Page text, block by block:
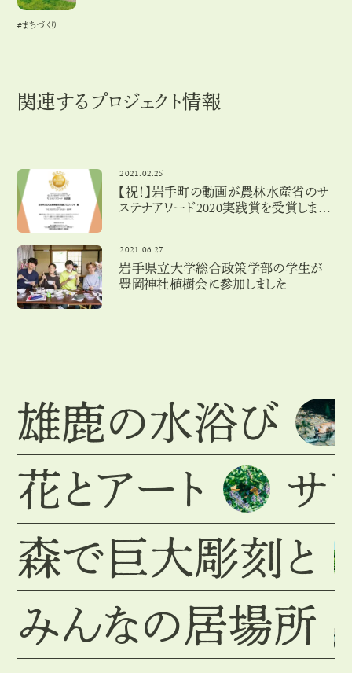
#まちづくり
#まちづ くり
関連するプロジェクト情報
2021.02.25
【祝！】岩手町の動画が農林水産省のサ
ステナアワード2020実践賞を受賞しまし
2021.06.27
岩手県立大学総合政策学部の学生が
豊岡神社植樹会に参加しました
雄鹿の水浴び
花とアート
サ
森で巨大彫刻と
みんなの居場所